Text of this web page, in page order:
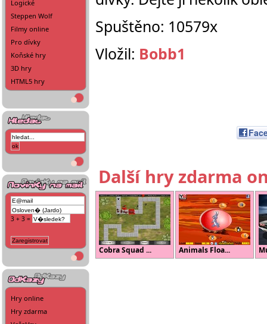
Logické
Steppen Wolf
Filmy online
Pro dívky
Koňské hry
3D hry
HTML5 hry
3 + 3 =
Hry online
Hry zdarma
Spuštěno: 10579x
Vložil: Bobb1
Další hry zdarma
Cobra Squad ... Animals Floa...